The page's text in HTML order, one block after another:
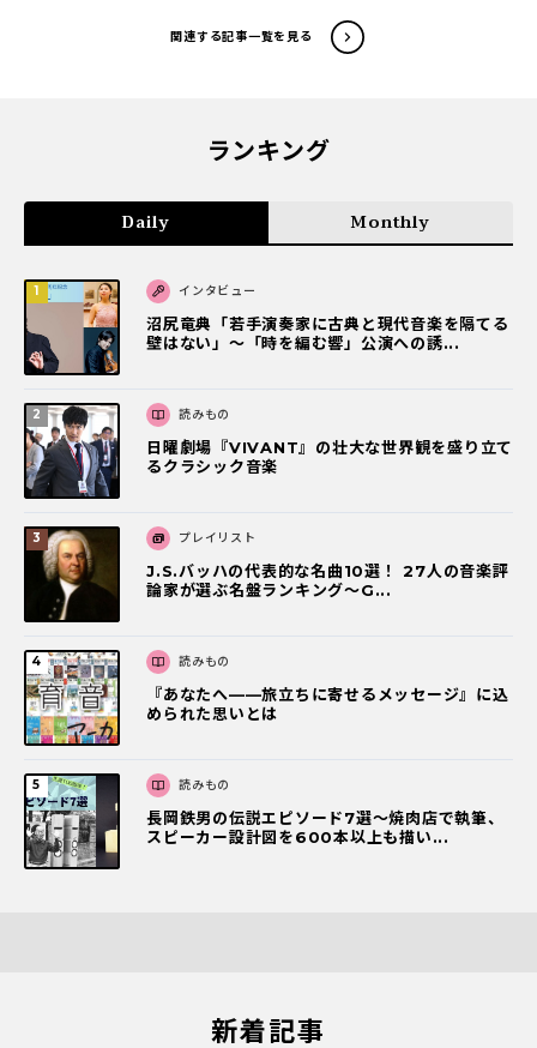
関連する記事一覧を見る
ランキング
Daily Monthly
インタビュー
沼尻竜典「若手演奏家に古典と現代音楽を隔てる
壁はない」～「時を編む響」公演への誘...
読みもの
日曜劇場『VIVANT』の壮大な世界観を盛り立て
るクラシック音楽
プレイリスト
J.S.バッハの代表的な名曲10選！ 27人の音楽評
論家が選ぶ名盤ランキング〜G...
読みもの
『あなたへ――旅立ちに寄せるメッセージ』に込
められた思いとは
読みもの
長岡鉄男の伝説エピソード7選〜焼肉店で執筆、
スピーカー設計図を600本以上も描い...
新着記事